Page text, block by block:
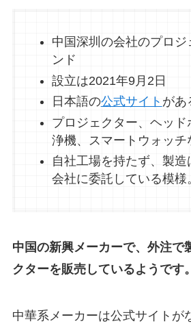
中国深圳の会社のプロジ
ンド
設立は2021年9月2日
日本語の公式サイト があ
プロジェクター、ヘッド
浄機、スマートウォッチ
自社工場を持たず、製造
会社に委託している模様
中国の新興メーカーで、外注で
クターを販売しているようです。
中華系メーカーは公式サイトが